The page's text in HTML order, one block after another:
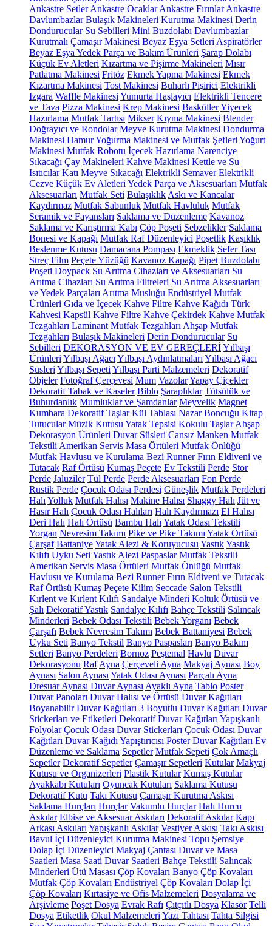
Ankastre Setler Ankastre Ocaklar Ankastre Fırınlar Ankastre
Davlumbazlar Bulaşık Makineleri Kurutma Makinesi Derin
Dondurucular Su Sebilleri Mini Buzdolabı Davlumbazlar
Kurutmalı Çamaşır Makinesi Beyaz Eşya Setleri Aspiratörler
Beyaz Eşya Yedek Parça ve Bakım Ürünleri Şarap Dolabı
Küçük Ev Aletleri Kızartma ve Pişirme Makineleri Mısır
Patlatma Makinesi Fritöz Ekmek Yapma Makinesi Ekmek
Kızartma Makinesi Tost Makinesi Buharlı Pişirici Elektrikli
Izgara Waffle Makinesi Yumurta Haşlayıcı Elektrikli Tencere
ve Tava Pizza Makinesi Krep Makinesi BasküllerYiyecek
Hazırlama Mutfak Tartısı Mikser Kıyma Makinesi Blender
Doğrayıcı ve Rondolar Meyve Kurutma Makinesi Dondurma
Makinesi Hamur Yoğurma Makinesi ve Mutfak Şefleri Yoğurt
Makinesi Mutfak Robotu İçecek Hazırlama Narenciye
Sıkacağı Çay Makineleri Kahve Makinesi Kettle ve Su
Isıtıcılar Katı Meyve Sıkacağı Elektrikli Semaver Elektrikli
Cezve Küçük Ev Aletleri Yedek Parça ve Aksesuarları Mutfak
Aksesuarları Mutfak Seti Bulaşıklık Askı ve Kancalar
Kaydırmaz Mutfak Sabunluk Mutfak Havluluk Mutfak
Seramik ve Fayansları Saklama ve Düzenleme Kavanoz
Saklama ve Karıştırma Kabı Çöp Poşeti Sebzelikler Saklama
Bonesi ve Kapağı Mutfak Raf Düzenleyici Poşetlik Kaşıklık
Beslenme Kutusu Damacana Pompası Ekmeklik Sefer Tası
Streç Film Peçete Yüzüğü Kavanoz Kapağı Pipet Buzdolabı
Poşeti Doypack Su Arıtma Cihazları ve Aksesuarları Su
Arıtma Cihazları Su Arıtma Filtreleri Su Arıtma Aksesuarları
ve Yedek Parçaları Arıtma Musluğu Endüstriyel Mutfak
Ürünleri Gıda ve İçecek Kahve Filtre Kahve Kağıdı Türk
Kahvesi Kapsül Kahve Filtre Kahve Çekirdek Kahve Mutfak
Tezgahları Laminant Mutfak Tezgahları Ahşap Mutfak
Tezgahları Bulaşık Makineleri Derin Dondurucular Su
Sebilleri DEKORASYON VE EV GEREÇLERİYılbaşı
Ürünleri Yılbaşı Ağacı Yılbaşı Aydınlatmaları Yılbaşı Ağacı
Süsleri Yılbaşı Sepeti Yılbaşı Parti Malzemeleri Dekoratif
Objeler Fotoğraf Çerçevesi Mum VazolarYapay Çiçekler
Dekoratif Tabak ve Kaseler Biblo Şaraplıklar Tütsülük ve
Buhurdanlık Mumluklar ve Şamdanlar Meyvelik Magnet
Kumbara Dekoratif Taşlar Kül Tablası Nazar Boncuğu Kitap
Tutucular Müzik Kutusu Yatak Tepsisi Kokulu Taşlar Ahşap
Dekorasyon Ürünleri Duvar Süsleri Cansız Manken Mutfak
Tekstili Amerikan Servis Masa Örtüleri Mutfak Önlüğü
Mutfak Havlusu ve Kurulama Bezi Runner Fırın Eldiveni ve
Tutacak Raf Örtüsü Kumaş Peçete Ev Tekstili Perde Stor
Perde Jaluziler Tül Perde Perde Aksesuarları Fon Perde
Rustik Perde Çocuk Odası Perdesi Güneşlik Mutfak Perdeleri
Halı Yolluk Mutfak Halısı Makine Halısı Shaggy Halı Jüt ve
Hasır Halı Çocuk Odası Halıları Halı Kaydırmazı El Halısı
Deri Halı Halı Örtüsü Bambu Halı Yatak Odası Tekstili
Yorgan Nevresim Takımı Pike ve Pike Takımı Yatak Örtüsü
Çarşaf BattaniyeYatak Alezi & Koruyucusu YastıkYastık
Kılıfı Uyku Seti Yastık Alezi Paspaslar Mutfak Tekstili
Amerikan Servis Masa Örtüleri Mutfak Önlüğü Mutfak
Havlusu ve Kurulama Bezi Runner Fırın Eldiveni ve Tutacak
Raf Örtüsü Kumaş Peçete Kilim Seccade Salon Tekstili
Kırlent ve Kırlent Kılıfı Sandalye Minderi Koltuk Örtüsü ve
Şalı Dekoratif Yastık Sandalye Kılıfı Bahçe Tekstili Salıncak
Minderleri Bebek Odası Tekstili Bebek Yorganı Bebek
Çarşafı Bebek Nevresim Takımı Bebek Battaniyesi Bebek
Uyku Seti Banyo Tekstil Banyo Paspasları Banyo Bakım
Setleri Banyo Perdeleri Bornoz Peştemal Havlu Duvar
Dekorasyonu Raf Ayna Çerçeveli Ayna Makyaj Aynası Boy
Aynası Salon Aynası Yatak Odası Aynası Parçalı Ayna
Dresuar Aynası Duvar Aynası Ayaklı Ayna Tablo Poster
Duvar Panoları Duvar Halısı ve Örtüsü Duvar Kağıtları
Boyanabilir Duvar Kağıtları 3 Boyutlu Duvar Kağıtları Duvar
Stickerları ve Etiketleri Dekoratif Duvar Kağıtları Yapışkanlı
Folyolar Çocuk Odası Duvar Stickerları Çocuk Odası Duvar
Kağıtları Duvar Kağıdı Yapıştırıcısı Poster Duvar Kağıtları Ev
Düzenleme ve Saklama Sepetler Mutfak Sepeti Çok Amaçlı
Sepetler Dekoratif Sepetler Çamaşır Sepetleri Kutular Makyaj
Kutusu ve Organizerleri Plastik Kutular Kumaş Kutular
Ayakkabı Kutuları Oyuncak Kutuları Saklama Kutusu
Dekoratif Kutu Takı Kutusu Çamaşır Kurutma Askısı
Saklama Hurçları Hurçlar Vakumlu Hurçlar Halı Hurcu
Askılar Elbise ve Aksesuar Askıları Dekoratif Askılar Kapı
Arkası Askıları Yapışkanlı Askılar Vestiyer Askısı Takı Askısı
Bavul İçi Düzenleyici Kurutma Makinesi Topu Şemsiye
Dolap İçi Düzenleyici Makyaj Çantası Duvar ve Masa
Saatleri Masa Saati Duvar Saatleri Bahçe Tekstili Salıncak
Minderleri Ütü Masası Çöp Kovaları Banyo Çöp Kovaları
Mutfak Çöp Kovaları Endüstriyel Çöp Kovaları Dolap İçi
Çöp Kovaları Kırtasiye ve Ofis Malzemeleri Dosyalama ve
Arşivleme Poşet Dosya Evrak Rafı Çıtçıtlı Dosya Klasör Telli
Dosya Etiketlik Okul Malzemeleri Yazı Tahtası Tahta Silgisi